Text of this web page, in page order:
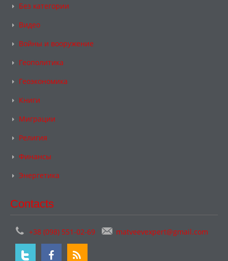
Без категории
Видео
Войны и вооружение
Геополитика
Геоэкономика
Книги
Миграции
Религия
Финансы
Энергетика
Contacts
+38 (098) 551-02-69 matveevexpert@gmail.com